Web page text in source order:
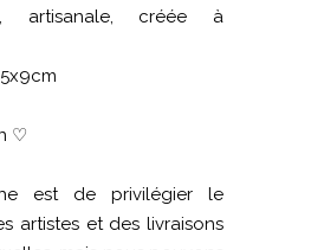
artisanale, créée à
♡
est de privilégier le
artistes et des livraisons